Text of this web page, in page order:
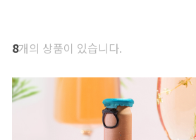
8개의 상품이 있습니다.